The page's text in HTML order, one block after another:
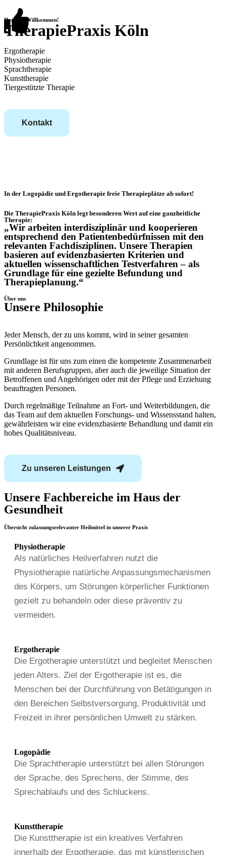
Herzlich Willkommen!
TherapiePraxis Köln
Ergotherapie
Physiotherapie
Sprachtherapie
Kunsttherapie
Tiergestützte Therapie
Kontakt
In der Logopädie und Ergotherapie freie Therapieplätze ab sofort!
Die TherapiePraxis Köln legt besonderen Wert auf eine ganzheitliche
Therapie:
„Wir arbeiten interdisziplinär und kooperieren
entsprechend den Patientenbedürfnissen mit den
relevanten Fachdisziplinen. Unsere Therapien
basieren auf evidenzbasierten Kriterien und
aktuellen wissenschaftlichen Testverfahren – als
Grundlage für eine gezielte Befundung und
Therapieplanung.“
Über uns
Unsere Philosophie
Jeder Mensch, der zu uns kommt, wird in seiner gesamten
Persönlichkeit angenommen.
Grundlage ist für uns zum einen die kompetente Zusammenarbeit
mit anderen Berufsgruppen, aber auch die jeweilige Situation der
Betroffenen und Angehörigen oder mit der Pflege und Erziehung
beauftragten Personen.
Durch regelmäßige Teilnahme an Fort- und Weiterbildungen, die
das Team auf dem aktuellen Forschungs- und Wissensstand halten,
gewährleisten wir eine evidenzbasierte Behandlung und damit ein
hohes Qualitätsniveau.
Zu unseren Leistungen
Unsere Fachbereiche im Haus der
Gesundheit
Übersicht zulassungsrelevanter Heilmittel in unserer Praxis
Physiotherapie
Als natürliches Heilverfahren nutzt die
Physiotherapie natürliche Anpassungsmechanismen
des Körpers, um Störungen körperlicher Funktionen
gezielt zu behandeln oder diese präventiv zu
vermeiden.
Ergotherapie
Die Ergotherapie unterstützt und begleitet Menschen
jeden Alters. Ziel der Ergotherapie ist es, die
Menschen bei der Durchführung von Betätigungen in
den Bereichen Selbstversorgung, Produktivität und
Freizeit in ihrer persönlichen Umwelt zu stärken.
Logopädie
Die Sprachtherapie unterstützt bei allen Störungen
der Sprache, des Sprechens, der Stimme, des
Sprechablaufs und des Schluckens.
Kunsttherapie
Die Kunsttherapie ist ein kreatives Verfahren
innerhalb der Ergotherapie, das mit künstlerischen